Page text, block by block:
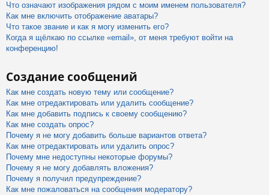
Что означают изображения рядом с моим именем пользователя?
Как мне включить отображение аватары?
Что такое звание и как я могу изменить его?
Когда я щёлкаю по ссылке «email», от меня требуют войти на
конференцию!
Создание сообщений
Как мне создать новую тему или сообщение?
Как мне отредактировать или удалить сообщение?
Как мне добавить подпись к своему сообщению?
Как мне создать опрос?
Почему я не могу добавить больше вариантов ответа?
Как мне отредактировать или удалить опрос?
Почему мне недоступны некоторые форумы?
Почему я не могу добавлять вложения?
Почему я получил предупреждение?
Как мне пожаловаться на сообщения модератору?